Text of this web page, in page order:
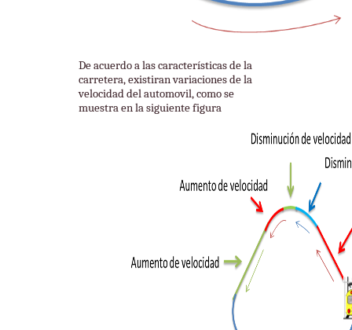
De acuerdo a las características de la
carretera, existiran variaciones de la
velocidad del automovil, como se
muestra en la siguiente figura